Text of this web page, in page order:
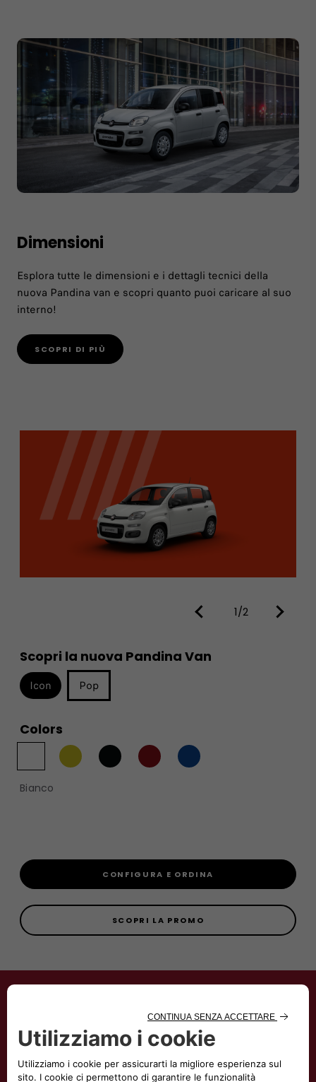
Dimensioni
Esplora tutte le dimensioni e i dettagli tecnici della
nuova Pandina van e scopri quanto puoi caricare al suo
interno!
SCOPRI DI PIÙ
1/2
Scopri la nuova Pandina Van
Icon Pop
Colors
Bianco
CONFIGURA E ORDINA
SCOPRI LA PROMO